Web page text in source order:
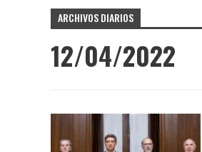
ARCHIVOS DIARIOS
12/04/2022